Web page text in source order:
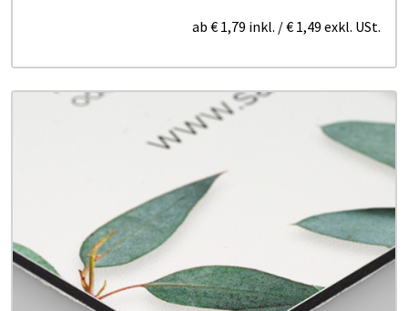
ab € 1,79 inkl. /€ 1,49 exkl. USt.